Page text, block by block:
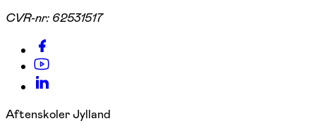
CVR-nr: 62531517
Aftenskoler Jylland